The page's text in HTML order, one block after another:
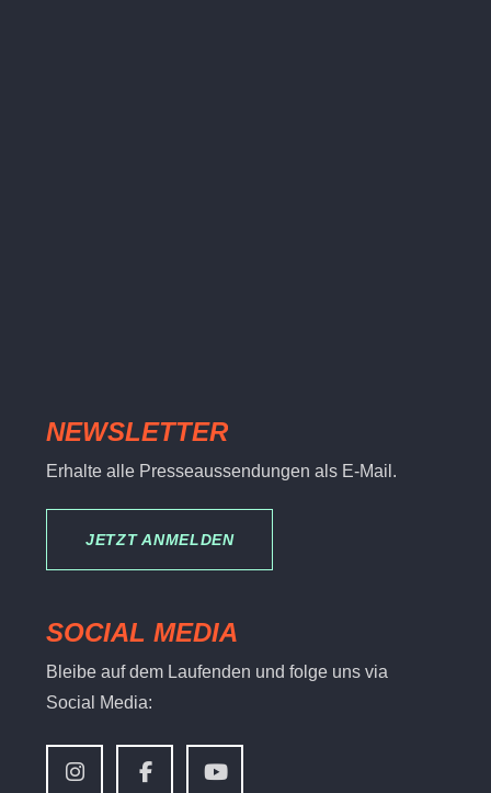
NEWSLETTER
Erhalte alle Presseaussendungen als E-Mail.
JETZT ANMELDEN
SOCIAL MEDIA
Bleibe auf dem Laufenden und folge uns via
Social Media: